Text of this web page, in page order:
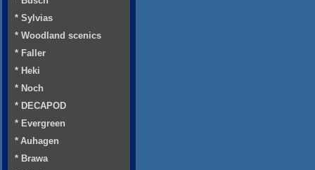
* Sylvias
* Woodland scenics
* Faller
* Heki
* Noch
* DECAPOD
* Evergreen
* Auhagen
* Brawa